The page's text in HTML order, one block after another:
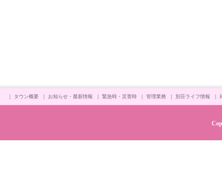
｜ タウン概要 ｜ お知らせ・最新情報 ｜ 緊急時・災害時 ｜ 管理業務 ｜ 別荘ライフ情報 ｜